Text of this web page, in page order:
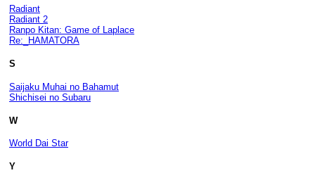
Radiant
Radiant 2
Ranpo Kitan: Game of Laplace
Re:_HAMATORA
S
Saijaku Muhai no Bahamut
Shichisei no Subaru
W
World Dai Star
Y